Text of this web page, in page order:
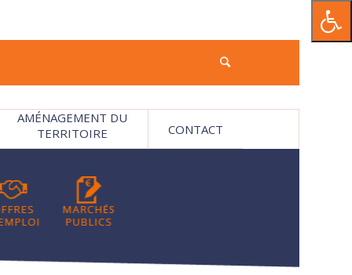
AMÉNAGEMENT DU
TERRITOIRE
CONTACT